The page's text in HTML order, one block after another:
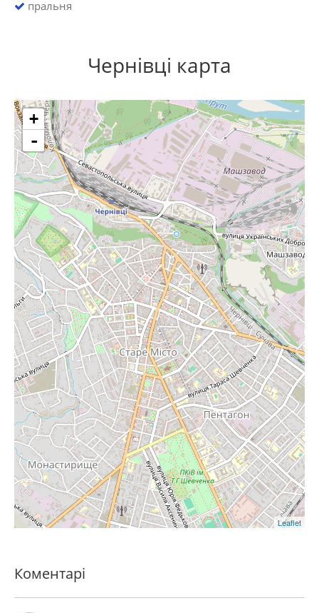
пральня
Чернівці карта
+
-
Leaflet
Коментарі